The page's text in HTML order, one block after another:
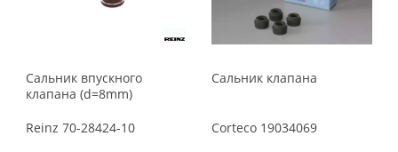
Сальник впускного
клапана (d=8mm)
Reinz 70-28424-10
Сальник клапана
Corteco 19034069